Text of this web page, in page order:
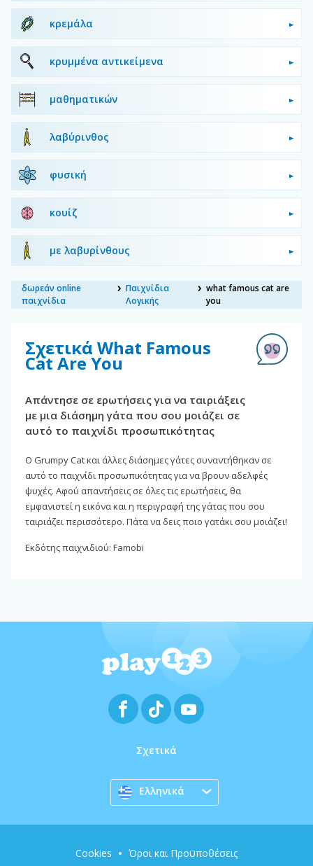
κρεμάλα
κρυμμένα αντικείμενα
μαθηματικών
λαβύρινθος
φυσική
κουίζ
με λαβυρίνθους
δωρεάν online
παιχνίδια
Παιχνίδια
Λογικής
what famous cat are
you
Σχετικά What Famous
Cat Are You
Απάντησε σε ερωτήσεις για να ταιριάξεις
με μια διάσημη γάτα που σου μοιάζει σε
αυτό το παιχνίδι προσωπικότητας
Ο Grumpy Cat και άλλες διάσημες γάτες συναντήθηκαν σε
αυτό το παιχνίδι προσωπικότητας για να βρουν αδελφές
ψυχές. Αφού απαντήσεις σε όλες τις ερωτήσεις, θα
εμφανιστεί η εικόνα και η περιγραφή της γάτας που σου
ταιριάζει περισσότερο. Πάτα να δεις ποιο γατάκι σου μοιάζει!
Εκδότης παιχνιδιού: Famobi
Σχετικά
Ελληνικά
Cookies Όροι και Προϋποθέσεις